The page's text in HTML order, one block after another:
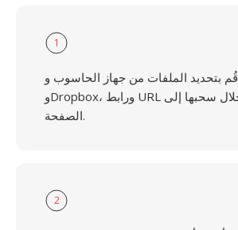
1
قُم بتحديد الملفات من جهاز الحاسوب وGoogle Drive
وDropbox، ورابط URL أو من خلال سحبها إلى
الصفحة.
2